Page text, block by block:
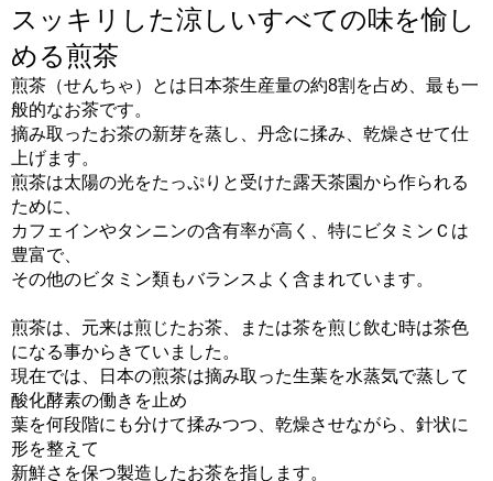
スッキリした涼しいすべての味を愉し
める煎茶
煎茶（せんちゃ）とは日本茶生産量の約8割を占め、最も一
般的なお茶です。
摘み取ったお茶の新芽を蒸し、丹念に揉み、乾燥させて仕
上げます。
煎茶は太陽の光をたっぷりと受けた露天茶園から作られる
ために、
カフェインやタンニンの含有率が高く、特にビタミンＣは
豊富で、
その他のビタミン類もバランスよく含まれています。
煎茶は、元来は煎じたお茶、または茶を煎じ飲む時は茶色
になる事からきていました。
現在では、日本の煎茶は摘み取った生葉を水蒸気で蒸して
酸化酵素の働きを止め
葉を何段階にも分けて揉みつつ、乾燥させながら、針状に
形を整えて
新鮮さを保つ製造したお茶を指します。